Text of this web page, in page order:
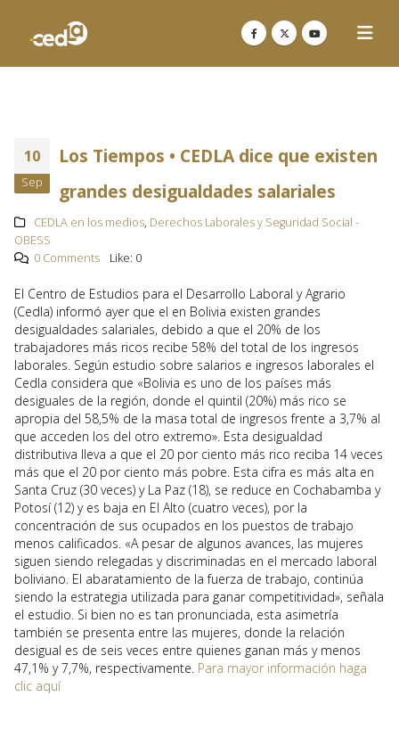
10
Sep
Los Tiempos • CEDLA dice que existen
grandes desigualdades salariales
CEDLA en los medios, Derechos Laborales y Seguridad Social -
OBESS
0 Comments
Like: 0
El Centro de Estudios para el Desarrollo Laboral y Agrario
(Cedla) informó ayer que el en Bolivia existen grandes
desigualdades salariales, debido a que el 20% de los
trabajadores más ricos recibe 58% del total de los ingresos
laborales. Según estudio sobre salarios e ingresos laborales el
Cedla considera que «Bolivia es uno de los países más
desiguales de la región, donde el quintil (20%) más rico se
apropia del 58,5% de la masa total de ingresos frente a 3,7% al
que acceden los del otro extremo». Esta desigualdad
distributiva lleva a que el 20 por ciento más rico reciba 14 veces
más que el 20 por ciento más pobre. Esta cifra es más alta en
Santa Cruz (30 veces) y La Paz (18), se reduce en Cochabamba y
Potosí (12) y es baja en El Alto (cuatro veces), por la
concentración de sus ocupados en los puestos de trabajo
menos calificados. «A pesar de algunos avances, las mujeres
siguen siendo relegadas y discriminadas en el mercado laboral
boliviano. El abaratamiento de la fuerza de trabajo, continúa
siendo la estrategia utilizada para ganar competitividad», señala
el estudio. Si bien no es tan pronunciada, esta asimetría
también se presenta entre las mujeres, donde la relación
desigual es de seis veces entre quienes ganan más y menos
47,1% y 7,7%, respectivamente. Para mayor información haga
clic aquí